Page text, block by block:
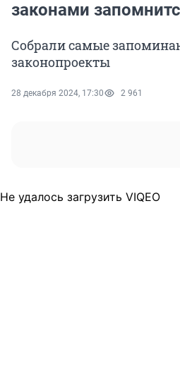
законами
Собрали самые
законопроекты
28 декабря 2024, 17:30 2 961
Не удалось загрузить VIQEO